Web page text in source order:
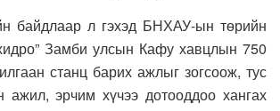
байдлаар л гэхэд БНХАУ-ын төрийн
Замби улсын Кафу хавцлын 750
станц барих ажлыг зогсоож, тус
ажил, эрчим хүчээ дотооддоо хангах